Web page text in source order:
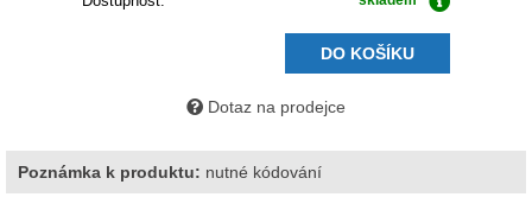
DO KOŠÍKU
Dotaz na prodejce
Poznámka k produktu: nutné kódování